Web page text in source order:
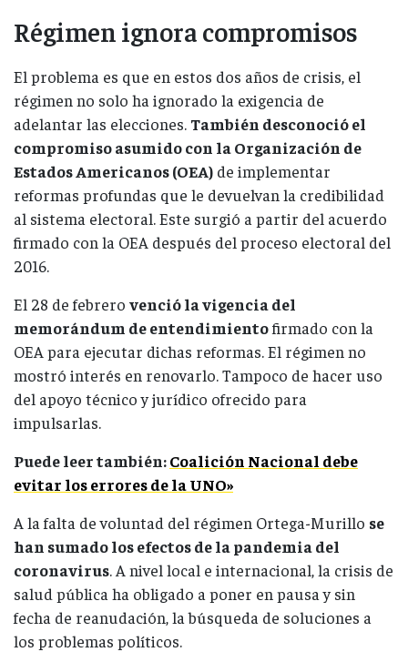
Régimen ignora compromisos
El problema es que en estos dos años de crisis, el
régimen no solo ha ignorado la exigencia de
adelantar las elecciones. También desconoció el
compromiso asumido con la Organización de
Estados Americanos (OEA) de implementar
reformas profundas que le devuelvan la credibilidad
al sistema electoral. Este surgió a partir del acuerdo
firmado con la OEA después del proceso electoral del
2016.
El 28 de febrero venció la vigencia del
memorándum de entendimientofirmado con la
OEA para ejecutar dichas reformas. El régimen no
mostró interés en renovarlo. Tampoco de hacer uso
del apoyo técnico y jurídico ofrecido para
impulsarlas.
Puede leer también:Coalición Nacional debe
evitar los errores de la UNO»
A la falta de voluntad del régimen Ortega-Murillo se
han sumado los efectos de la pandemia del
coronavirus. A nivel local e internacional, la crisis de
salud pública ha obligado a poner en pausa y sin
fecha de reanudación, la búsqueda de soluciones a
los problemas políticos.